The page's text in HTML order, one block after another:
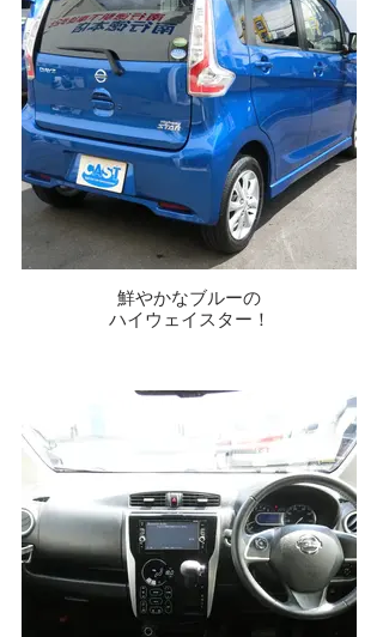
鮮やかなブルーの
ハイウェイスター！